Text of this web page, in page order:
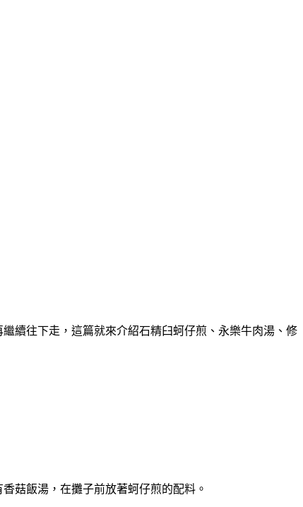
續往下走，這篇就來介紹石精臼蚵仔煎、永樂牛肉湯、修
菇飯湯，在攤子前放著蚵仔煎的配料。